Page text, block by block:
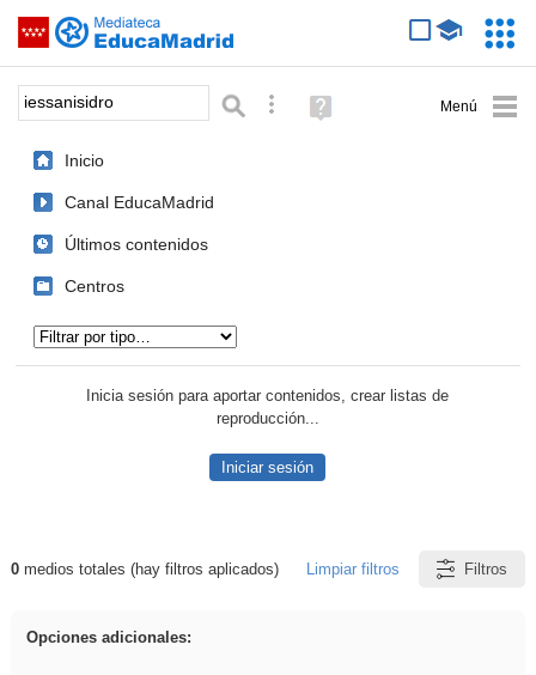
Saltar navegación
Palabra o frase: Búsqueda avanzada
Ayuda
(en
Inicio
Canal EducaMadrid
Últimos contenidos
Centros
Inicia sesión para aportar contenidos, crear listas de
reproducción...
Iniciar sesión
Resultados de: iessanisidro
0medios totales (hay filtros aplicados) Limpiar filtros Filtros
Opciones adicionales: